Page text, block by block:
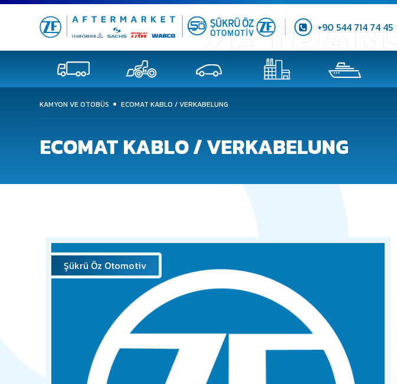
+90 544 714 74 45
KAMYON VE OTOBÜS ECOMAT KABLO / VERKABELUNG
ECOMAT KABLO / VERKABELUNG
Şükrü Öz Otomotiv